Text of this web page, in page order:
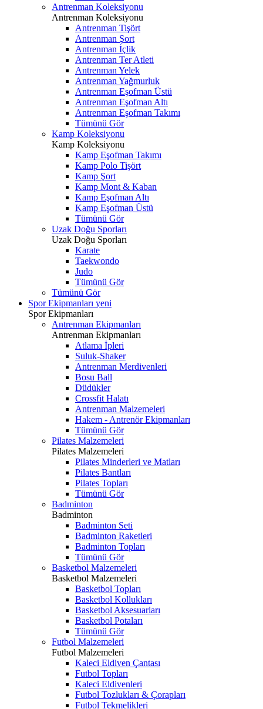
Antrenman Koleksiyonu
Antrenman Koleksiyonu
Antrenman Tişört
Antrenman Şort
Antrenman İçlik
Antrenman Ter Atleti
Antrenman Yelek
Antrenman Yağmurluk
Antrenman Eşofman Üstü
Antrenman Eşofman Altı
Antrenman Eşofman Takımı
Tümünü Gör
Kamp Koleksiyonu
Kamp Koleksiyonu
Kamp Eşofman Takımı
Kamp Polo Tişört
Kamp Şort
Kamp Mont & Kaban
Kamp Eşofman Altı
Kamp Eşofman Üstü
Tümünü Gör
Uzak Doğu Sporları
Uzak Doğu Sporları
Karate
Taekwondo
Judo
Tümünü Gör
Tümünü Gör
Spor Ekipmanları yeni
Spor Ekipmanları
Antrenman Ekipmanları
Antrenman Ekipmanları
Atlama İpleri
Suluk-Shaker
Antrenman Merdivenleri
Bosu Ball
Düdükler
Crossfit Halatı
Antrenman Malzemeleri
Hakem - Antrenör Ekipmanları
Tümünü Gör
Pilates Malzemeleri
Pilates Malzemeleri
Pilates Minderleri ve Matları
Pilates Bantları
Pilates Topları
Tümünü Gör
Badminton
Badminton
Badminton Seti
Badminton Raketleri
Badminton Topları
Tümünü Gör
Basketbol Malzemeleri
Basketbol Malzemeleri
Basketbol Topları
Basketbol Kollukları
Basketbol Aksesuarları
Basketbol Potaları
Tümünü Gör
Futbol Malzemeleri
Futbol Malzemeleri
Kaleci Eldiven Çantası
Futbol Topları
Kaleci Eldivenleri
Futbol Tozlukları & Çorapları
Futbol Tekmelikleri